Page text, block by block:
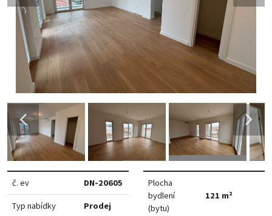
č. ev DN-20605
Typ nabídky Prodej
Plocha
bydlení
(bytu)
121 m²